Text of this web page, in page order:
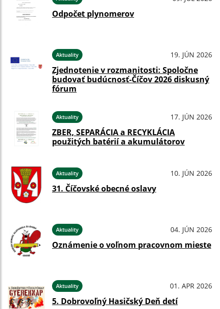
Odpočet plynomerov
Aktuality 19. JÚN 2026
Zjednotenie v rozmanitosti: Spoločne
budovať budúcnosť-Číčov 2026 diskusný
fórum
Aktuality 17. JÚN 2026
ZBER, SEPARÁCIA a RECYKLÁCIA
použitých batérií a akumulátorov
Aktuality 10. JÚN 2026
31. Číčovské obecné oslavy
Aktuality 04. JÚN 2026
Oznámenie o voľnom pracovnom mieste
Aktuality 01. APR 2026
5. Dobrovoľný Hasičský Deň detí